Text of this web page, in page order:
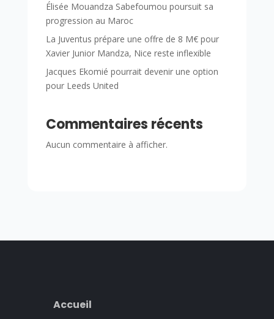
Élisée Mouandza Sabefoumou poursuit sa
progression au Maroc
La Juventus prépare une offre de 8 M€ pour
Xavier Junior Mandza, Nice reste inflexible
Jacques Ekomié pourrait devenir une option
pour Leeds United
Commentaires récents
Aucun commentaire à afficher.
Accueil